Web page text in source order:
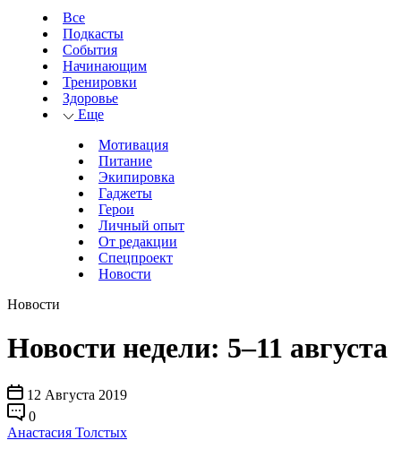
Все
Подкасты
События
Начинающим
Тренировки
Здоровье
Еще
Мотивация
Питание
Экипировка
Гаджеты
Герои
Личный опыт
От редакции
Спецпроект
Новости
Новости
Новости недели: 5–11 августа
12 Августа 2019
0
Анастасия Толстых